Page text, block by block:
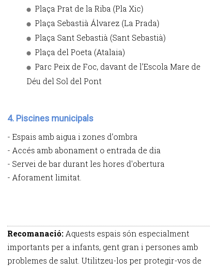
Plaça Prat de la Riba (Pla Xic)
Plaça Sebastià Álvarez (La Prada)
Plaça Sant Sebastià (Sant Sebastià)
Plaça del Poeta (Atalaia)
Parc Peix de Foc, davant de l'Escola Mare de
Déu del Sol del Pont
4. Piscines municipals
- Espais amb aigua i zones d'ombra
- Accés amb abonament o entrada de dia
- Servei de bar durant les hores d'obertura
- Aforament limitat.
Recomanació: Aquests espais són especialment
importants per a infants, gent gran i persones amb
problemes de salut. Utilitzeu-los per protegir-vos de